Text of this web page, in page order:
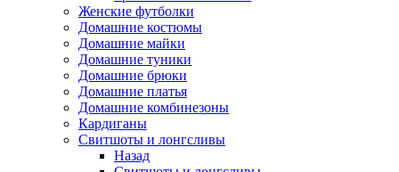
Женские футболки
Домашние костюмы
Домашние майки
Домашние туники
Домашние брюки
Домашние платья
Домашние комбинезоны
Кардиганы
Свитшоты и лонгсливы
Назад